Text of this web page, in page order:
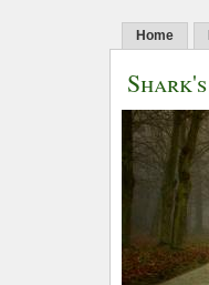
Home
Shark's